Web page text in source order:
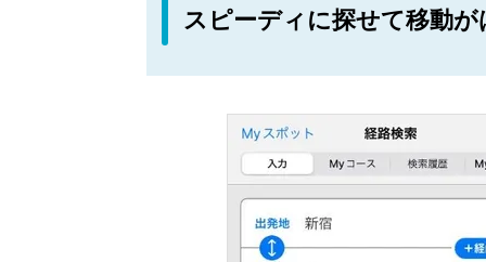
スピーディに探せて移動